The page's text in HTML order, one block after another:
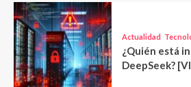
Actualidad
¿Quién está
DeepSeek?